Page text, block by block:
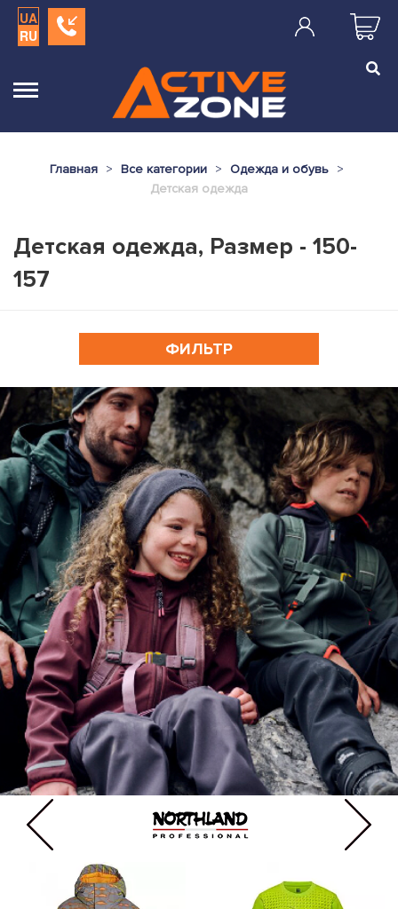
UA
RU
Главная Все категории
Одежда и обувь
Детская одежда
Детская одежда, Размер - 150-
157
ФИЛЬТР